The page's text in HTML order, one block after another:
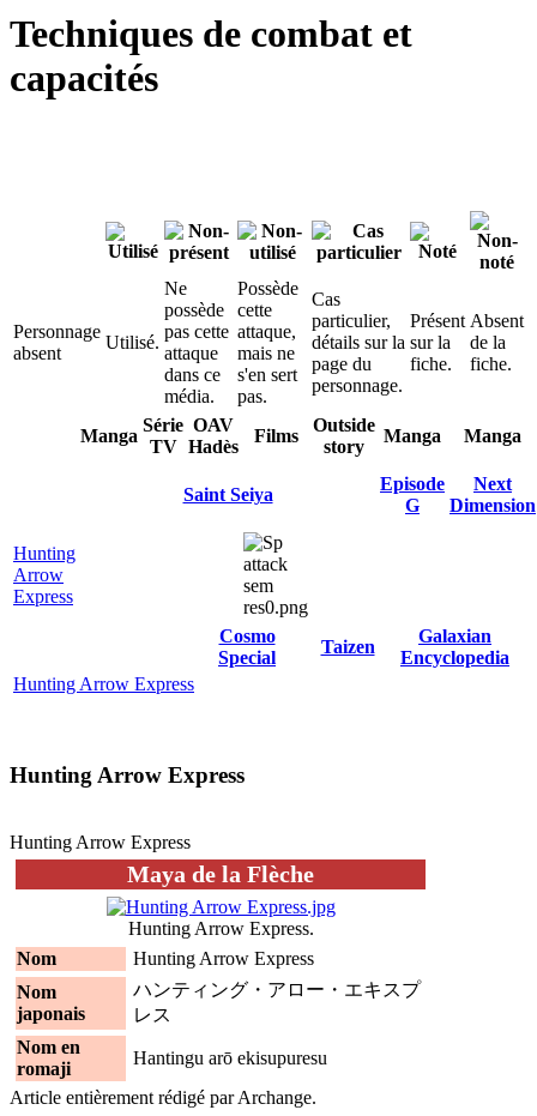
Techniques de combat et
capacités
Personnage
absent
Utilisé.
Ne
possède
pas cette
attaque
dans ce
média.
Possède
cette
attaque,
mais ne
s'en sert
pas.
Cas
particulier,
détails sur la
page du
personnage.
Présent
sur la
fiche.
Absent
de la
fiche.
Manga
Série
TV
OAV
Hadès
Films
Outside
story
Manga Manga
Saint Seiya
Episode
G
Next
Dimension
Hunting
Arrow
Express
Cosmo
Special
Taizen
Galaxian
Encyclopedia
Hunting Arrow Express
Hunting Arrow Express
Hunting Arrow Express
Maya de la Flèche
Hunting Arrow Express.
Nom
Hunting Arrow Express
Nom
japonais
ハンティング・アロー・エキスプ
レス
Nom en
romaji
Hantingu arō ekisupuresu
Article entièrement rédigé par Archange.